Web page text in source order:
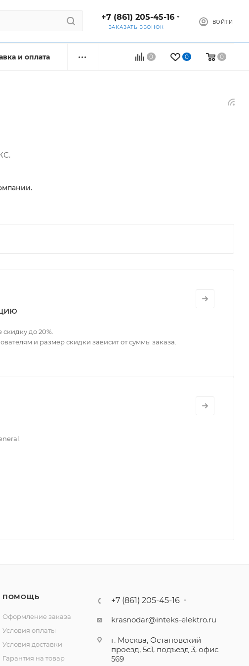
+7 (861) 205-45-16
ЗАКАЗАТЬ ЗВОНОК
ВОЙТИ
0 0 0
и оплата
до 20%.
и размер скидки зависит от суммы заказа.
ПОМОЩЬ
Оформление заказа
Условия оплаты
Условия доставки
Гарантия на товар
+7 (861) 205-45-16
krasnodar@inteks-elektro.ru
г. Москва, Остаповский
проезд, 5с1, подъезд 3, офис
569